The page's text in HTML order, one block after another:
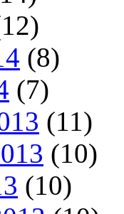
(8)
(7)
(11)
(10)
(10)